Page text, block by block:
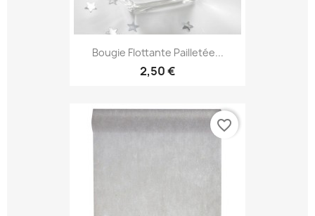
Bougie Flottante Pailletée...
2,50 €
favorite_border